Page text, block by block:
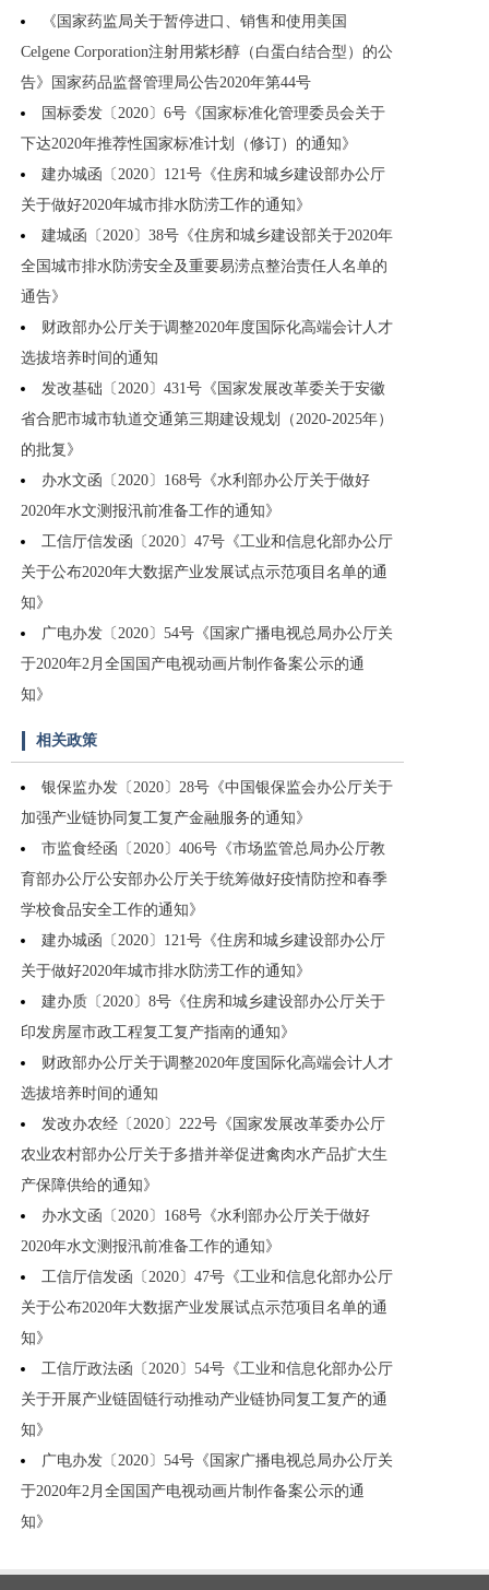
《国家药监局关于暂停进口、销售和使用美国
Celgene Corporation注射用紫杉醇（白蛋白结合型）的公
告》国家药品监督管理局公告2020年第44号
国标委发〔2020〕6号《国家标准化管理委员会关于
下达2020年推荐性国家标准计划（修订）的通知》
建办城函〔2020〕121号《住房和城乡建设部办公厅
关于做好2020年城市排水防涝工作的通知》
建城函〔2020〕38号《住房和城乡建设部关于2020年
全国城市排水防涝安全及重要易涝点整治责任人名单的
通告》
财政部办公厅关于调整2020年度国际化高端会计人才
选拔培养时间的通知
发改基础〔2020〕431号《国家发展改革委关于安徽
省合肥市城市轨道交通第三期建设规划（2020-2025年）
的批复》
办水文函〔2020〕168号《水利部办公厅关于做好
2020年水文测报汛前准备工作的通知》
工信厅信发函〔2020〕47号《工业和信息化部办公厅
关于公布2020年大数据产业发展试点示范项目名单的通
知》
广电办发〔2020〕54号《国家广播电视总局办公厅关
于2020年2月全国国产电视动画片制作备案公示的通
知》
相关政策
银保监办发〔2020〕28号《中国银保监会办公厅关于
加强产业链协同复工复产金融服务的通知》
市监食经函〔2020〕406号《市场监管总局办公厅教
育部办公厅公安部办公厅关于统筹做好疫情防控和春季
学校食品安全工作的通知》
建办城函〔2020〕121号《住房和城乡建设部办公厅
关于做好2020年城市排水防涝工作的通知》
建办质〔2020〕8号《住房和城乡建设部办公厅关于
印发房屋市政工程复工复产指南的通知》
财政部办公厅关于调整2020年度国际化高端会计人才
选拔培养时间的通知
发改办农经〔2020〕222号《国家发展改革委办公厅
农业农村部办公厅关于多措并举促进禽肉水产品扩大生
产保障供给的通知》
办水文函〔2020〕168号《水利部办公厅关于做好
2020年水文测报汛前准备工作的通知》
工信厅信发函〔2020〕47号《工业和信息化部办公厅
关于公布2020年大数据产业发展试点示范项目名单的通
知》
工信厅政法函〔2020〕54号《工业和信息化部办公厅
关于开展产业链固链行动推动产业链协同复工复产的通
知》
广电办发〔2020〕54号《国家广播电视总局办公厅关
于2020年2月全国国产电视动画片制作备案公示的通
知》